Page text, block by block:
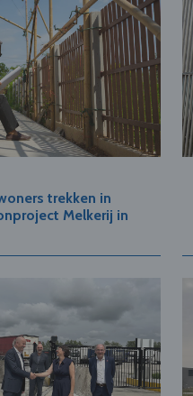
trekken in
Melkerij in